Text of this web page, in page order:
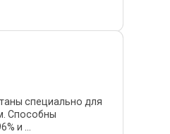
специально для
Способны
и ...